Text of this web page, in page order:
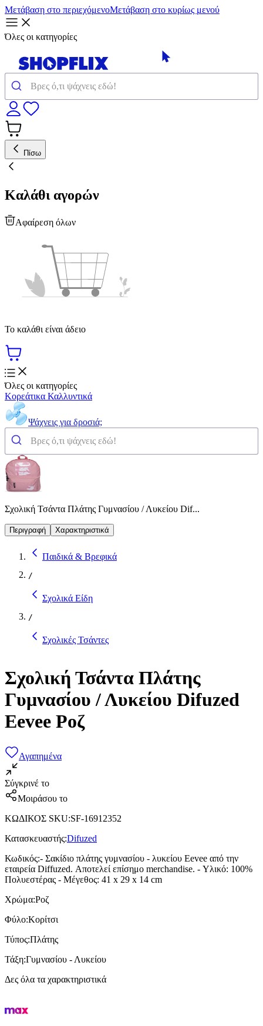
Μετάβαση στο περιεχόμενοΜετάβαση στο κυρίως μενού
Όλες οι κατηγορίες
Πίσω
Καλάθι αγορών
Αφαίρεση όλων
Το καλάθι είναι άδειο
Όλες οι κατηγορίες
Κορεάτικα Καλλυντικά
Ψάχνεις για δροσιά;
Σχολική Τσάντα Πλάτης Γυμνασίου / Λυκείου Dif...
Περιγραφή Χαρακτηριστικά
Παιδικά & Βρεφικά
/
Σχολικά Είδη
/
Σχολικές Τσάντες
Σχολική Τσάντα Πλάτης
Γυμνασίου / Λυκείου Difuzed
Eevee Ροζ
Αγαπημένα
Σύγκρινέ το
Μοιράσου το
ΚΩΔΙΚΟΣ SKU:SF-16912352
Κατασκευαστής:Difuzed
Κωδικός:- Σακίδιο πλάτης γυμνασίου - λυκείου Eevee από την
εταιρεία Diffuzed. Αποτελεί επίσημο merchandise. - Υλικό: 100%
Πολυεστέρας - Μέγεθος: 41 x 29 x 14 cm
Χρώμα:Ροζ
Φύλο:Κορίτσι
Τύπος:Πλάτης
Τάξη:Γυμνασίου - Λυκείου
Δες όλα τα χαρακτηριστικά